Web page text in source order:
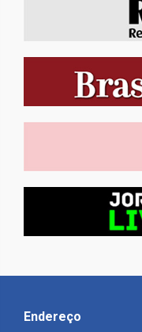
Endereço